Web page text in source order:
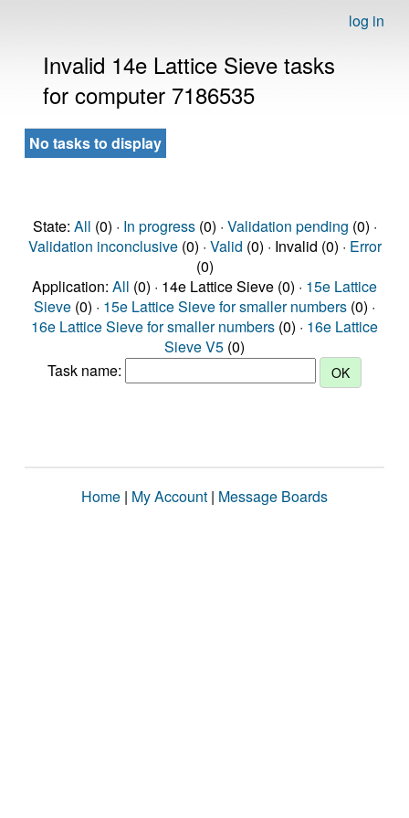
log in
Invalid 14e Lattice Sieve tasks
for computer 7186535
No tasks to display
State: All (0) · In progress(0) · Validation pending (0) ·
Validation inconclusive(0) · Valid (0) · Invalid (0) · Error
(0)
Application: All (0) · 14e Lattice Sieve (0) · 15e Lattice
Sieve (0) · 15e Lattice Sieve for smaller numbers (0) ·
16e Lattice Sieve for smaller numbers (0) · 16e Lattice
Sieve V5 (0)
Task name:
Home | My Account | Message Boards